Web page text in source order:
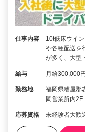
仕事内容
10t低床ウイ
や各種配送を
が多く、大型
給与 月給300,000
勤務地
福岡県糟屋
岡営業所内2F
応募資格 未経験者大歓